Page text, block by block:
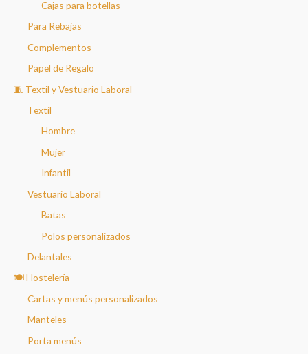
Cajas para botellas
Para Rebajas
Complementos
Papel de Regalo
🧵 Textil y Vestuario Laboral
Textil
Hombre
Mujer
Infantil
Vestuario Laboral
Batas
Polos personalizados
Delantales
🍽️ Hostelería
Cartas y menús personalizados
Manteles
Porta menús